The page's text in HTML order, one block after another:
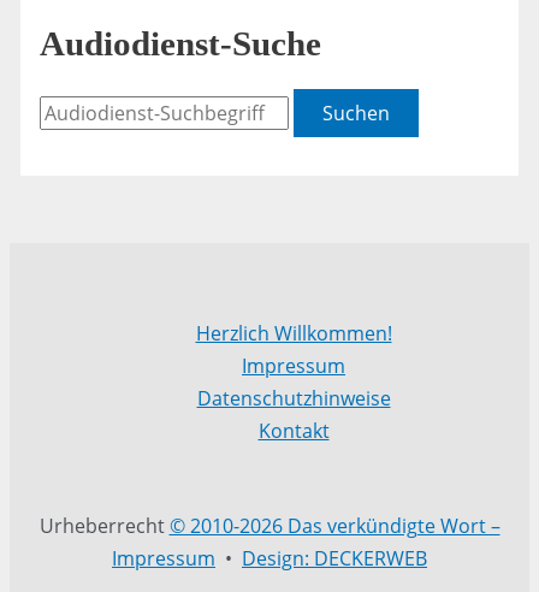
Audiodienst-Suche
Suchen
Herzlich Willkommen!
Impressum
Datenschutzhinweise
Kontakt
Urheberrecht© 2010-2026 Das verkündigte Wort –
Impressum • Design: DECKERWEB